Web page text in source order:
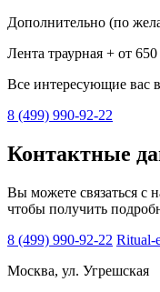
Дополнительно (по
Лента траурная + от 650
Все интересующие вас
8 (499) 990-92-22
Контактные
Вы можете связаться с
чтобы получить
8 (499) 990-92-22 Ritual-
Москва, ул. Угрешская